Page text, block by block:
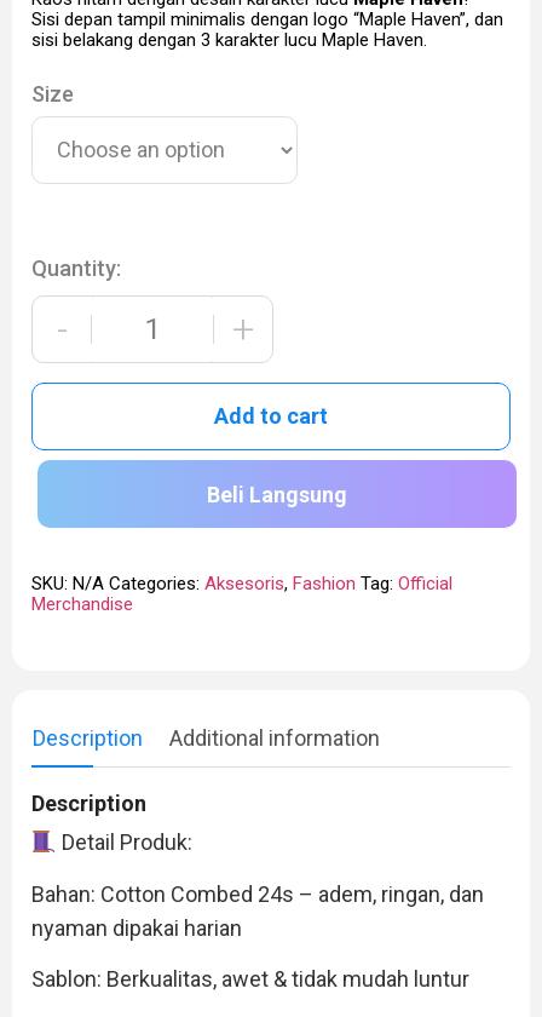
Sisi depan tampil minimalis dengan logo “Maple Haven”, dan
sisi belakang dengan 3 karakter lucu Maple Haven.
Size
Quantity:
- +
Add to cart
Beli Langsung
SKU: N/A Categories: Aksesoris, Fashion Tag: Official
Merchandise
Description Additional information
Description
Detail Produk:
Bahan: Cotton Combed 24s – adem, ringan, dan
nyaman dipakai harian
Sablon: Berkualitas, awet & tidak mudah luntur